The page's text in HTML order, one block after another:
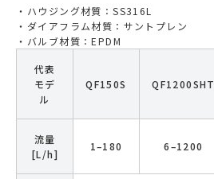
ハウジング材質：SS316L
ダイアフラム材質：サントプレン
バルブ材質：EPDM
代表
モデ
ル
QF150S QF1200SHT
流量
[L/h]
1–180 6–1200